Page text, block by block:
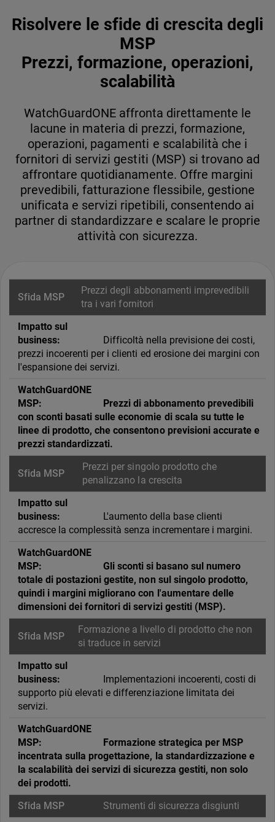
Risolvere le sfide di crescita degli
MSP
Prezzi, formazione, operazioni,
scalabilità
WatchGuardONE affronta direttamente le
lacune in materia di prezzi, formazione,
operazioni, pagamenti e scalabilità che i
fornitori di servizi gestiti (MSP) si trovano ad
affrontare quotidianamente. Offre margini
prevedibili, fatturazione flessibile, gestione
unificata e servizi ripetibili, consentendo ai
partner di standardizzare e scalare le proprie
attività con sicurezza.
Prezzi degli abbonamenti imprevedibili
tra i vari fornitori
Difficoltà nella previsione dei costi,
prezzi incoerenti per i clienti ed erosione dei margini con
l'espansione dei servizi.
Prezzi di abbonamento prevedibili
con sconti basati sulle economie di scala su tutte le
linee di prodotto, che consentono previsioni accurate e
prezzi standardizzati.
Prezzi per singolo prodotto che
penalizzano la crescita
L'aumento della base clienti
accresce la complessità senza incrementare i margini.
Gli sconti si basano sul numero
totale di postazioni gestite, non sul singolo prodotto,
quindi i margini migliorano con l'aumentare delle
dimensioni dei fornitori di servizi gestiti (MSP).
Formazione a livello di prodotto che non
si traduce in servizi
Implementazioni incoerenti, costi di
supporto più elevati e differenziazione limitata dei
servizi.
Formazione strategica per MSP
incentrata sulla progettazione, la standardizzazione e
la scalabilità dei servizi di sicurezza gestiti, non solo
dei prodotti.
Strumenti di sicurezza disgiunti